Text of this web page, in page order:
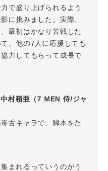
で盛り上げられるよう
に挑みました。実際、
最初はかなり苦戦した
、他の7人に応援しても
力してもらって成長で
村嶺亜（7 MEN 侍/ジャ
舌キャラで、脚本をた
まれるっていうのがう